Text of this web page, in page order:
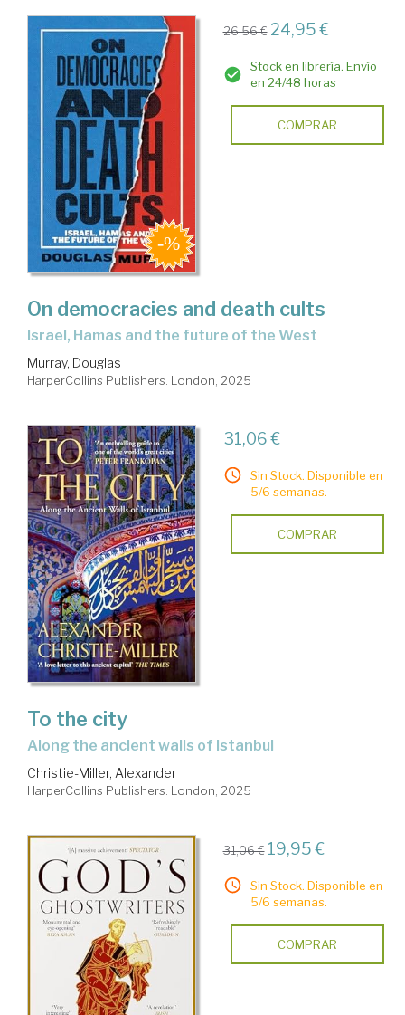
26,56 € 24,95 €
Stock en librería. Envío
en 24/48 horas
COMPRAR
On democracies and death cults
Israel, Hamas and the future of the West
Murray, Douglas
HarperCollins Publishers. London, 2025
31,06 €
Sin Stock. Disponible en
5/6 semanas.
COMPRAR
To the city
along the ancient walls of Istanbul
Christie-Miller, Alexander
HarperCollins Publishers. London, 2025
31,06 € 19,95 €
Sin Stock. Disponible en
5/6 semanas.
COMPRAR